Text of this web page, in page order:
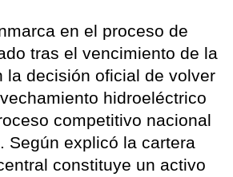
en el proceso de
tras el vencimiento de la
la decisión oficial de volver
hidroeléctrico
competitivo nacional
Según explicó la cartera
constituye un activo